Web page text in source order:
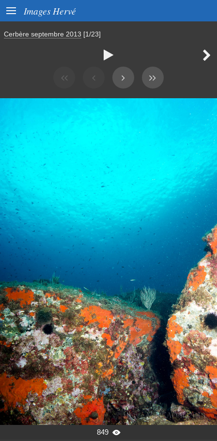
 Images Hervé
Cerbère septembre 2013 [1/23]
 
849 